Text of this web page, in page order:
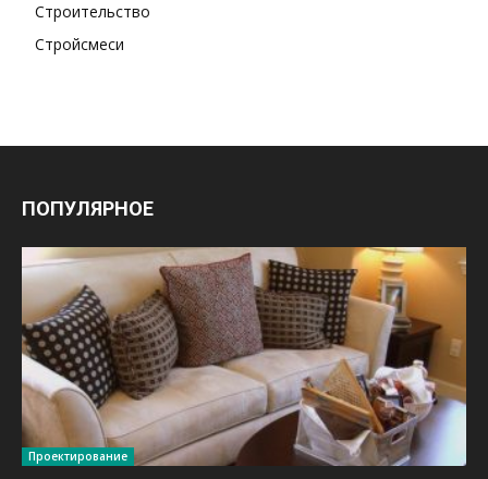
Строительство
Стройсмеси
ПОПУЛЯРНОЕ
Проектирование